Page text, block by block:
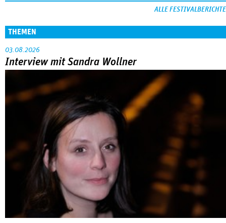
ALLE FESTIVALBERICHTE
THEMEN
03.08.2026
Interview mit Sandra Wollner